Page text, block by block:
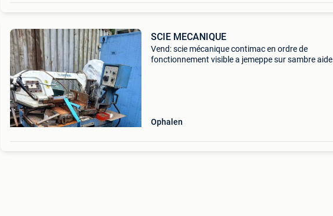
SCIE MECANIQUE
Vend: scie mécanique contimac en ordre de
fonctionnement visible a jemeppe sur sambre aide
Ophalen